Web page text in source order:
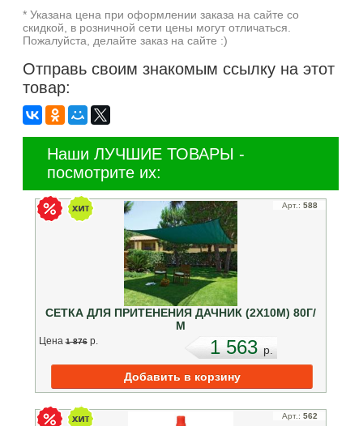
* Указана цена при оформлении заказа на сайте со
скидкой, в розничной сети цены могут отличаться.
Пожалуйста, делайте заказ на сайте :)
Отправь своим знакомым ссылку на этот
товар:
Наши ЛУЧШИЕ ТОВАРЫ -
посмотрите их:
Арт.: 588
СЕТКА ДЛЯ ПРИТЕНЕНИЯ ДАЧНИК (2Х10М) 80Г/
М
Цена 1 876 p. 1 563p.
Арт.: 562